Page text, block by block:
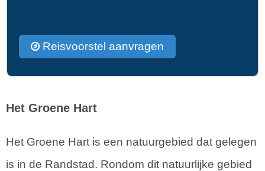
Reisvoorstel aanvragen
Het Groene Hart
Het Groene Hart is een natuurgebied dat gelegen
is in de Randstad. Rondom dit natuurlijke gebied